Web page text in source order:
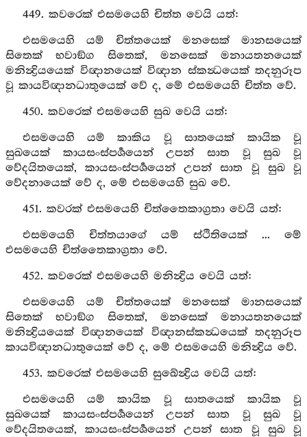
449. කවරෙක් එසමයෙහි චිත්ත වෙයි යත්:
එසමයෙහි යම් චිත්තයෙක් මනසෙක් මානසයෙක්
සිතෙක් භවාඞ්ග සිතෙක්, මනසෙක් මනායතනයෙක්
මනින්‍ද්‍රියයෙක් විඥානයෙක් විඥාන ස්කන්‍ධයෙක් තදනුරූප
වූ කායවිඥානධාතුයෙක් වේ ද, මේ එසමයෙහි චිත්ත වේ.
450. කවරෙක් එසමයෙහි සුඛ වෙයි යත්:
එසමයෙහි යම් කාකිය වූ සාතයෙක් කායික වූ
සුඛයෙක් කායසංස්පර්‍ශයෙන් උපන් සාත වූ සුඛ වූ
වේදයිතයෙක්, කායසංස්පර්‍ශයෙන් උපන් සාත වූ සුඛ වූ
වේදනායෙක් වේ ද, මේ එසමයෙහි සුඛ වේ.
451. කවරක් එසමයෙහි චිත්තෛකාග්‍රතා වෙයි යත්:
එසමයෙහි චිත්තයාගේ යම් ස්ථිතියෙක් ... මේ
එසමයෙහි චිත්තෛකාග්‍රතා වේ.
452. කවරෙක් එසමයෙහි මනින්‍ද්‍රිය වෙයි යත්:
එසමයෙහි යම් චිත්තයෙක් මනසෙක් මානසයෙක්
සිතෙක් භවාඞ්ග සිතෙක්, මනසෙක් මනායතනයෙක්
මනින්‍ද්‍රියයෙක් විඥානයෙක් විඥානස්කන්‍ධයෙක් තදනුරූප
කායවිඥානධාතුයෙක් වේ ද, මේ එසමයෙහි මනින්‍ද්‍රිය වේ.
453. කවරෙක් එසමයෙහි සුඛේන්‍ද්‍රිය වෙයි යත්:
එසමයෙහි යම් කායික වූ සාතයෙක් කායික වූ
සුඛයෙක් කායසංස්පර්‍ශයෙන් උපන් සාත වූ සුඛ වූ
වේදයිතයෙක්, කායසංස්පර්‍ශයෙන් උපන් සාත වූ සුඛ වූ